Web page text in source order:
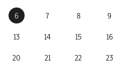
6 7 8 9
13 14 15 16
20 21 22 23